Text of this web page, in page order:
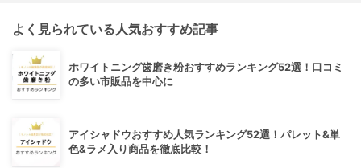
よく見られている人気おすすめ記事
ホワイトニング歯磨き粉おすすめランキング52選！口コミ
の多い市販品を中心に
アイシャドウおすすめ人気ランキング52選！パレット&単
色&ラメ入り商品を徹底比較！